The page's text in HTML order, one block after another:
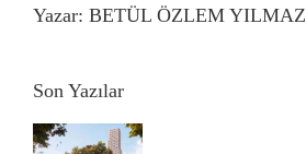
Yazar: BETÜL ÖZLEM YILMAZ
Son Yazılar